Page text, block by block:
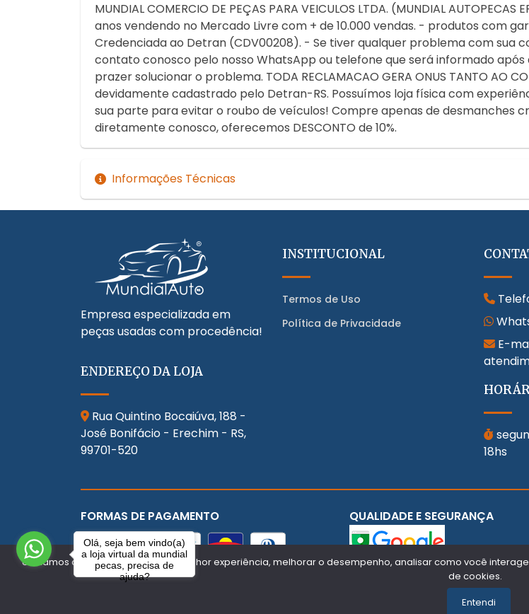
MUNDIAL COMERCIO DE PEÇAS PARA VEICULOS LTDA. (MUNDIAL
anos vendendo no Mercado Livre com + de 10.000 vendas. - produtos com
Credenciada ao Detran (CDV00208). - Se tiver qualquer problema com sua
contato conosco pelo nosso WhatsApp ou telefone que será informado
prazer solucionar o problema. TODA RECLAMACAO GERA ONUS TANTO AO
devidamente cadastrado pelo Detran-RS. Possuímos loja física com
sua parte para evitar o roubo de veículos! Compre apenas de desmanches
diretamente conosco, oferecemos DESCONTO de 10%.
Informações Técnicas
Empresa especializada em
peças usadas com procedência!
ENDEREÇO DA LOJA
Rua Quintino Bocaiúva, 188 -
José Bonifácio - Erechim - RS,
99701-520
INSTITUCIONAL
Termos de Uso
Política de Privacidade
E-
18hs
FORMAS DE PAGAMENTO QUALIDADE E SEGURANÇA
Olá, seja bem vindo(a)
a loja virtual da mundial
pecas, precisa de
ajuda?
Utilizamos cookies para oferecer melhor experiência, melhorar o desempenho, analisar como você
de cookies.
Entendi